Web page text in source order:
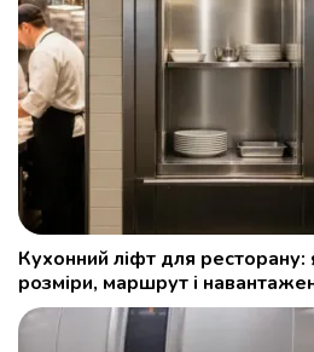
Кухонний ліфт для ресторану:
розміри, маршрут і